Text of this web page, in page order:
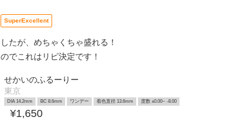
SuperExcellent
たが、めちゃくちゃ盛れる！
でこれはリピ決定です！
せかいのふるーりー
東京
DIA 14.2mm BC 8.6mm ワンデー 着色直径 13.6mm 度数 ±0.00~ -8.00
¥1,650